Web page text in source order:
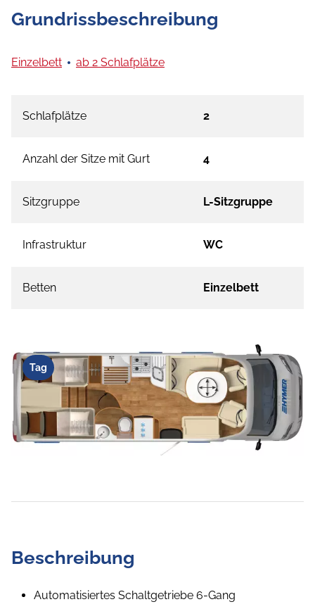
Grundrissbeschreibung
Einzelbett ab 2 Schlafplätze
Schlafplätze 2
Anzahl der Sitze mit Gurt 4
Sitzgruppe L-Sitzgruppe
Infrastruktur WC
Betten Einzelbett
Tag
Beschreibung
Automatisiertes Schaltgetriebe 6-Gang